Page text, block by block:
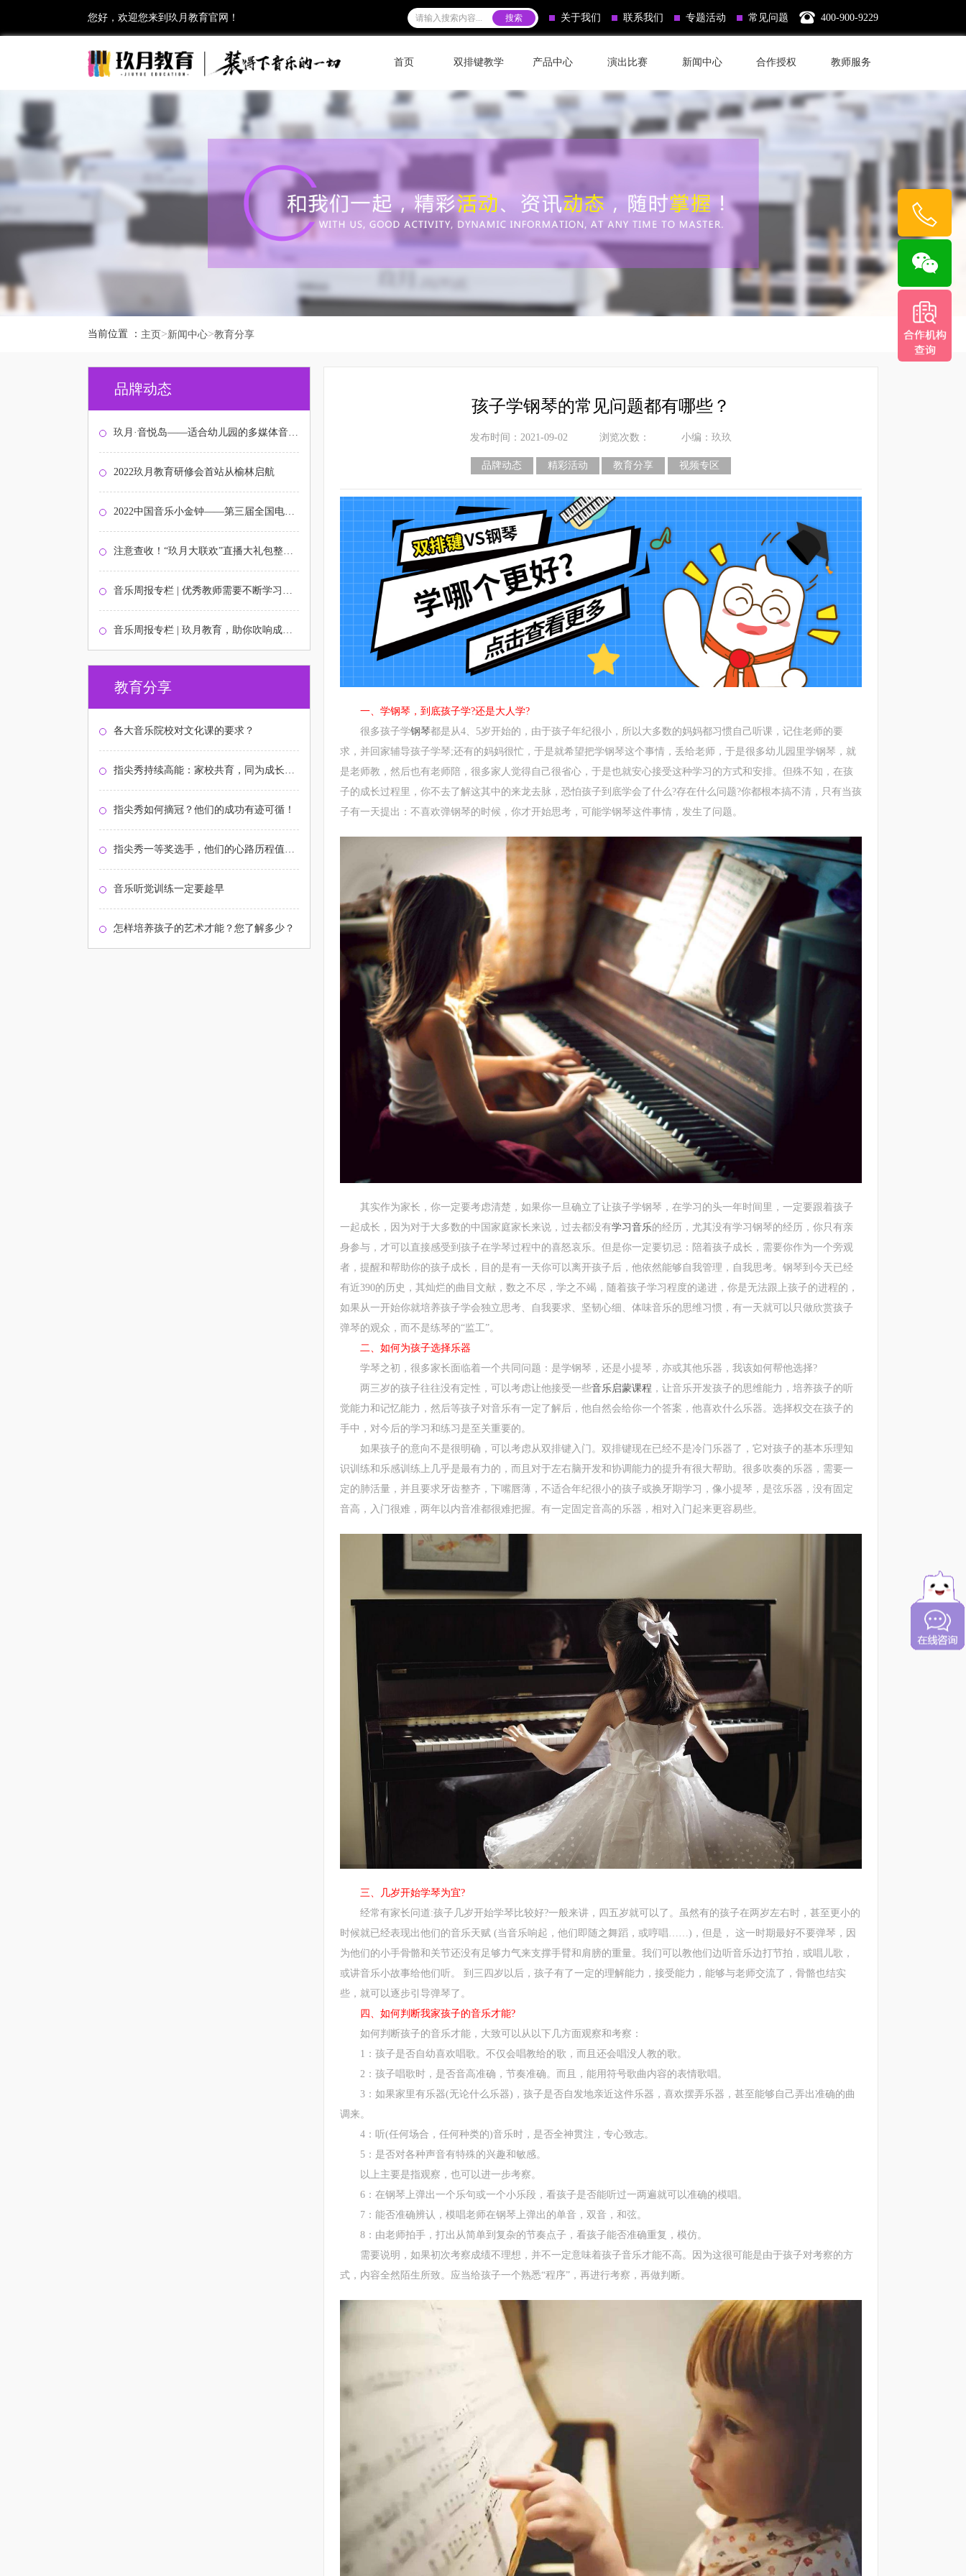
您好，欢迎您来到玖月教育官网！ 关于我们 联系我们 专题活动 常见问题 400-900-9229
首页 双排键教学 产品中心 演出比赛 新闻中心 合作授权 教师服务
当前位置 ： 主页>新闻中心>教育分享
品牌动态
玖月·音悦岛——适合幼儿园的多媒体音乐启蒙课程
2022玖月教育研修会首站从榆林启航
2022中国音乐小金钟——第三届全国电子键盘展演北京选拔赛圆满结束
注意查收！“玖月大联欢”直播大礼包整装待发！
音乐周报专栏 | 优秀教师需要不断学习与打磨
音乐周报专栏 | 玖月教育，助你吹响成功的号角
教育分享
各大音乐院校对文化课的要求？
指尖秀持续高能：家校共育，同为成长护航！
指尖秀如何摘冠？他们的成功有迹可循！
指尖秀一等奖选手，他们的心路历程值得关注
音乐听觉训练一定要趁早
怎样培养孩子的艺术才能？您了解多少？
孩子学钢琴的常见问题都有哪些？
发布时间：2021-09-02 浏览次数： 小编：玖玖
品牌动态 精彩活动 教育分享 视频专区
一、学钢琴，到底孩子学?还是大人学?
很多孩子学钢琴都是从4、5岁开始的，由于孩子年纪很小，所以大多数的妈妈都习惯自己听课，记住老师的要
求，并回家辅导孩子学琴;还有的妈妈很忙，于是就希望把学钢琴这个事情，丢给老师，于是很多幼儿园里学钢琴，就
是老师教，然后也有老师陪，很多家人觉得自己很省心，于是也就安心接受这种学习的方式和安排。但殊不知，在孩
子的成长过程里，你不去了解这其中的来龙去脉，恐怕孩子到底学会了什么?存在什么问题?你都根本搞不清，只有当孩
子有一天提出：不喜欢弹钢琴的时候，你才开始思考，可能学钢琴这件事情，发生了问题。
其实作为家长，你一定要考虑清楚，如果你一旦确立了让孩子学钢琴，在学习的头一年时间里，一定要跟着孩子
一起成长，因为对于大多数的中国家庭家长来说，过去都没有学习音乐的经历，尤其没有学习钢琴的经历，你只有亲
身参与，才可以直接感受到孩子在学琴过程中的喜怒哀乐。但是你一定要切忌：陪着孩子成长，需要你作为一个旁观
者，提醒和帮助你的孩子成长，目的是有一天你可以离开孩子后，他依然能够自我管理，自我思考。钢琴到今天已经
有近390的历史，其灿烂的曲目文献，数之不尽，学之不竭，随着孩子学习程度的递进，你是无法跟上孩子的进程的，
如果从一开始你就培养孩子学会独立思考、自我要求、坚韧心细、体味音乐的思维习惯，有一天就可以只做欣赏孩子
弹琴的观众，而不是练琴的“监工”。
二、如何为孩子选择乐器
学琴之初，很多家长面临着一个共同问题：是学钢琴，还是小提琴，亦或其他乐器，我该如何帮他选择?
两三岁的孩子往往没有定性，可以考虑让他接受一些音乐启蒙课程 ，让音乐开发孩子的思维能力，培养孩子的听
觉能力和记忆能力，然后等孩子对音乐有一定了解后，他自然会给你一个答案，他喜欢什么乐器。选择权交在孩子的
手中，对今后的学习和练习是至关重要的。
如果孩子的意向不是很明确，可以考虑从双排键入门。双排键现在已经不是冷门乐器了，它对孩子的基本乐理知
识训练和乐感训练上几乎是最有力的，而且对于左右脑开发和协调能力的提升有很大帮助。很多吹奏的乐器，需要一
定的肺活量，并且要求牙齿整齐，下嘴唇薄，不适合年纪很小的孩子或换牙期学习，像小提琴，是弦乐器，没有固定
音高，入门很难，两年以内音准都很难把握。有一定固定音高的乐器，相对入门起来更容易些。
三、几岁开始学琴为宜?
经常有家长问道:孩子几岁开始学琴比较好?一般来讲，四五岁就可以了。虽然有的孩子在两岁左右时，甚至更小的
时候就已经表现出他们的音乐天赋 (当音乐响起，他们即随之舞蹈，或哼唱……)，但是， 这一时期最好不要弹琴，因
为他们的小手骨骼和关节还没有足够力气来支撑手臂和肩膀的重量。我们可以教他们边听音乐边打节拍，或唱儿歌，
或讲音乐小故事给他们听。 到三四岁以后，孩子有了一定的理解能力，接受能力，能够与老师交流了，骨骼也结实
些，就可以逐步引导弹琴了。
四、如何判断我家孩子的音乐才能?
如何判断孩子的音乐才能，大致可以从以下几方面观察和考察：
1：孩子是否自幼喜欢唱歌。不仅会唱教给的歌，而且还会唱没人教的歌。
2：孩子唱歌时，是否音高准确，节奏准确。而且，能用符号歌曲内容的表情歌唱。
3：如果家里有乐器(无论什么乐器)，孩子是否自发地亲近这件乐器，喜欢摆弄乐器，甚至能够自己弄出准确的曲
调来。
4：听(任何场合，任何种类的)音乐时，是否全神贯注，专心致志。
5：是否对各种声音有特殊的兴趣和敏感。
以上主要是指观察，也可以进一步考察。
6：在钢琴上弹出一个乐句或一个小乐段，看孩子是否能听过一两遍就可以准确的模唱。
7：能否准确辨认，模唱老师在钢琴上弹出的单音，双音，和弦。
8：由老师拍手，打出从简单到复杂的节奏点子，看孩子能否准确重复，模仿。
需要说明，如果初次考察成绩不理想，并不一定意味着孩子音乐才能不高。因为这很可能是由于孩子对考察的方
式，内容全然陌生所致。应当给孩子一个熟悉“程序”，再进行考察，再做判断。